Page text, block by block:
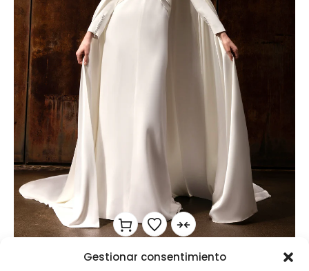
Gestionar consentimiento